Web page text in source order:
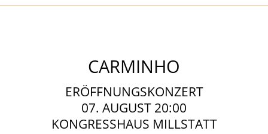
CARMINHO
ERÖFFNUNGSKONZERT
07. AUGUST 20:00
KONGRESSHAUS MILLSTATT